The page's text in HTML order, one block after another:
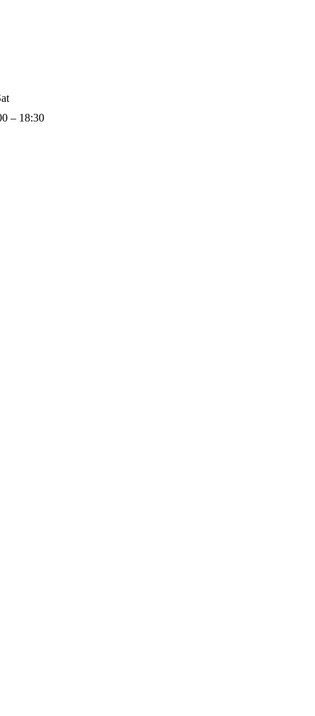
– 18:30